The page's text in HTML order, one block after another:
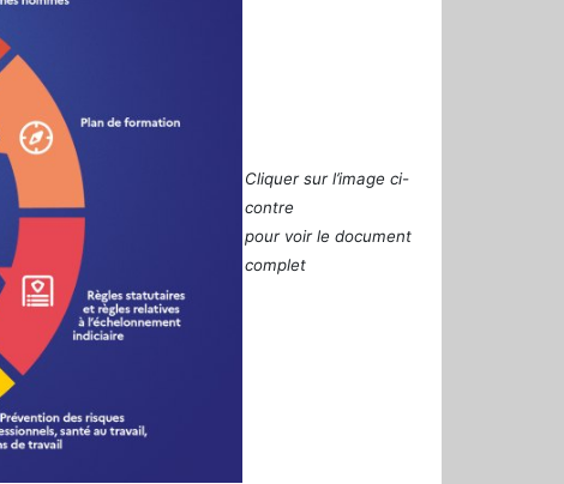
Cliquer sur l’image ci-
contre
pour voir le document
complet